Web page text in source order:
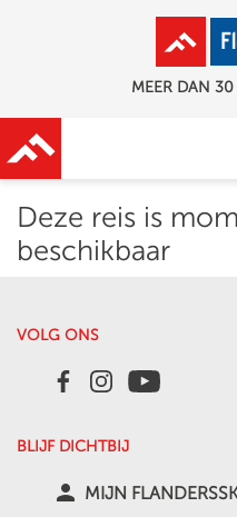
MEER DAN 30
Deze reis is
beschikbaar
VOLG ONS
BLIJF DICHTBIJ
person MIJN